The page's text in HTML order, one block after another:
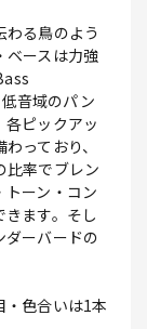
わる鳥のよう
ベースは力強
音域のパン
ピックアッ
っており、
比率でブレン
トーン・コン
ます。そし
ダーバードの
色合いは1本